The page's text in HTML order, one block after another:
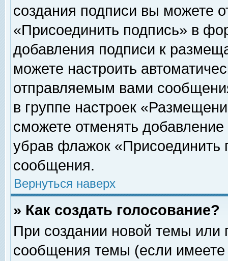
создания подписи вы можете
«Присоединить подпись» в
добавления подписи к
можете настроить
отправляемым вами
в группе настроек
сможете отменять
убрав флажок «Присоединить
сообщения.
Вернуться наверх
» Как создать голосование?
При создании новой темы или
сообщения темы (если